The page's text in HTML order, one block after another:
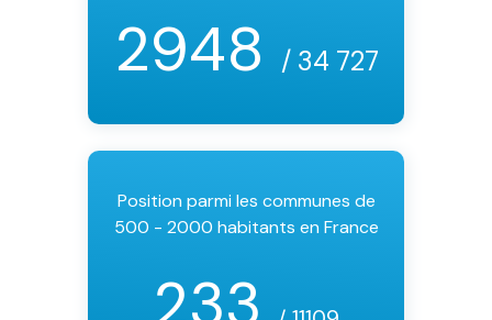
2948 / 34 727
Position parmi les communes de
500 - 2000 habitants en France